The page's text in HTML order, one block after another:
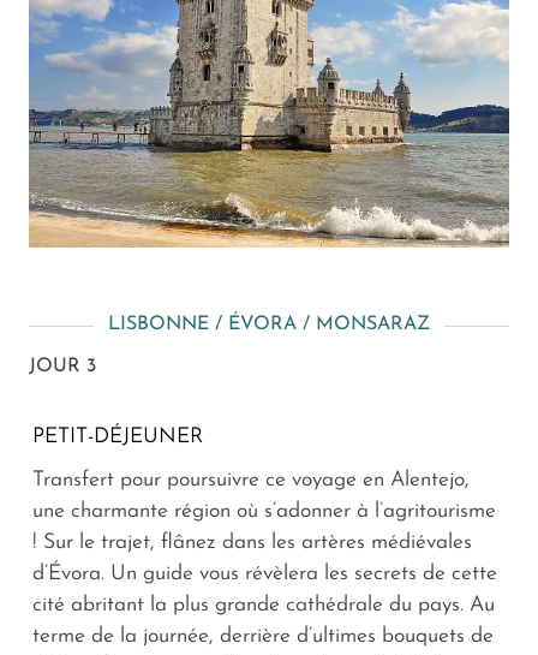
LISBONNE / ÉVORA / MONSARAZ
JOUR 3
PETIT-DÉJEUNER
Transfert pour poursuivre ce voyage en Alentejo,
une charmante région où s’adonner à l’agritourisme
! Sur le trajet, flânez dans les artères médiévales
d’Évora. Un guide vous révèlera les secrets de cette
cité abritant la plus grande cathédrale du pays. Au
terme de la journée, derrière d’ultimes bouquets de